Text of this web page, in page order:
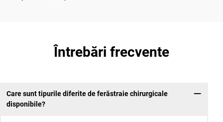
Întrebări frecvente
Care sunt tipurile diferite de ferăstraie chirurgicale
disponibile?